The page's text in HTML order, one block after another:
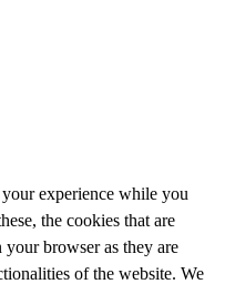
experience while you
the cookies that are
your browser as they are
of the website. We